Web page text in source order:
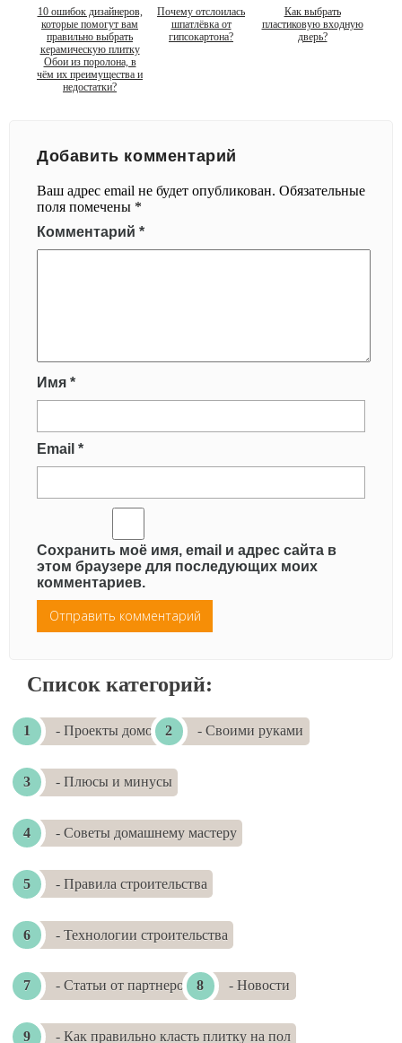
10 ошибок дизайнеров,
которые помогут вам
правильно выбрать
керамическую плитку
Почему отслоилась
шпатлёвка от
гипсокартона?
Как выбрать
пластиковую входную
дверь?
Обои из поролона, в
чём их преимущества и
недостатки?
Добавить комментарий
Ваш адрес email не будет опубликован. Обязательные
поля помечены *
Комментарий *
Имя *
Email *
Сохранить моё имя, email и адрес сайта в
этом браузере для последующих моих
комментариев.
Список категорий:
- Проекты домов - Своими руками
- Плюсы и минусы
- Советы домашнему мастеру
- Правила строительства
- Технологии строительства
- Статьи от партнеров - Новости
- Как правильно класть плитку на пол